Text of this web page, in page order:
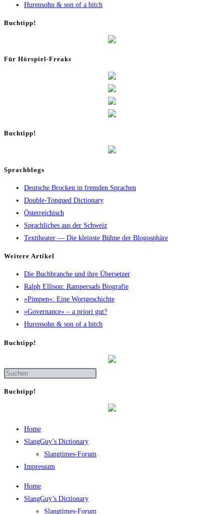
Huren­sohn & son of a bitch
Buch­tipp!
Für Hör­spiel-Freaks
Buch­tipp!
Sprachblogs
Deutsche Brocken in fremden Sprachen
Double-Tongued Dictionary
Österreichisch
Sprachliches aus der Schweiz
Texttheater — Die kleinste Bühne der Blogosphäre
Wei­te­re Artikel
Die Buch­bran­che und ihre Übersetzer
Ralph Elli­son: Ram­pers­ads Biografie
»Pim­pen«: Eine Wortgeschichte
»Gover­nan­ce« – a prio­ri gut?
Huren­sohn & son of a bitch
Buch­tipp!
Buch­tipp!
Home
SlangGuy’s Dic­tion­a­ry
Slang­times-Forum
Impres­sum
Home
SlangGuy’s Dic­tion­a­ry
Slang­times-Forum